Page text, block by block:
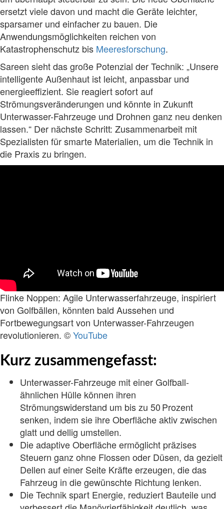
ersetzt viele davon und macht die Geräte leichter,
sparsamer und einfacher zu bauen. Die
Anwendungsmöglichkeiten reichen von
Katastrophenschutz bis Meeresforschung.
Sareen sieht das große Potenzial der Technik: „Unsere
intelligente Außenhaut ist leicht, anpassbar und
energieeffizient. Sie reagiert sofort auf
Strömungsveränderungen und könnte in Zukunft
Unterwasser-Fahrzeuge und Drohnen ganz neu denken
lassen.“ Der nächste Schritt: Zusammenarbeit mit
Spezialisten für smarte Materialien, um die Technik in
die Praxis zu bringen.
Flinke Noppen: Agile Unterwasserfahrzeuge, inspiriert
von Golfbällen, könnten bald Aussehen und
Fortbewegungsart von Unterwasser-Fahrzeugen
revolutionieren. ©YouTube
Kurz zusammengefasst:
Unterwasser-Fahrzeuge mit einer Golfball-
ähnlichen Hülle können ihren
Strömungswiderstand um bis zu 50 Prozent
senken, indem sie ihre Oberfläche aktiv zwischen
glatt und dellig umstellen.
Die adaptive Oberfläche ermöglicht präzises
Steuern ganz ohne Flossen oder Düsen, da gezielt
Dellen auf einer Seite Kräfte erzeugen, die das
Fahrzeug in die gewünschte Richtung lenken.
Die Technik spart Energie, reduziert Bauteile und